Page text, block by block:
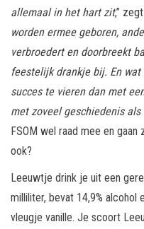
allemaal in het hart zit,”
worden ermee geboren,
verbroedert en doorbreekt
feestelijk drankje bij. En
succes te vieren dan met
met zoveel geschiedenis
FSOM wel raad mee en
ook?
Leeuwtje drink je uit een
milliliter, bevat 14,9% alcohol
vleugje vanille. Je scoort